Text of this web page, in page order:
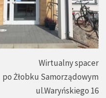
Wirtualny spacer
po Żłobku Samorządowym
ul.Waryńskiego 16